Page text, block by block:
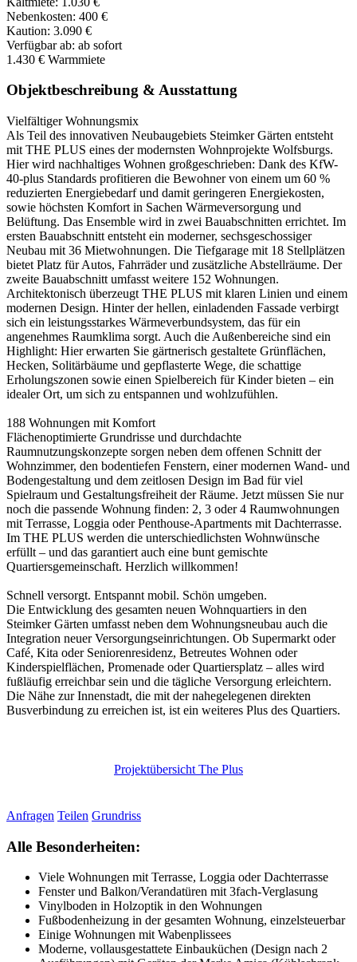
Nebenkosten: 400 €
Kaution: 3.090 €
Verfügbar ab: ab sofort
1.430 € Warmmiete
Objektbeschreibung & Ausstattung
Vielfältiger Wohnungsmix
Als Teil des innovativen Neubaugebiets Steimker Gärten entsteht
mit THE PLUS eines der modernsten Wohnprojekte Wolfsburgs.
Hier wird nachhaltiges Wohnen großgeschrieben: Dank des KfW-
40-plus Standards profitieren die Bewohner von einem um 60 %
reduzierten Energiebedarf und damit geringeren Energiekosten,
sowie höchsten Komfort in Sachen Wärmeversorgung und
Belüftung. Das Ensemble wird in zwei Bauabschnitten errichtet. Im
ersten Bauabschnitt entsteht ein moderner, sechsgeschossiger
Neubau mit 36 Mietwohnungen. Die Tiefgarage mit 18 Stellplätzen
bietet Platz für Autos, Fahrräder und zusätzliche Abstellräume. Der
zweite Bauabschnitt umfasst weitere 152 Wohnungen.
Architektonisch überzeugt THE PLUS mit klaren Linien und einem
modernen Design. Hinter der hellen, einladenden Fassade verbirgt
sich ein leistungsstarkes Wärmeverbundsystem, das für ein
angenehmes Raumklima sorgt. Auch die Außenbereiche sind ein
Highlight: Hier erwarten Sie gärtnerisch gestaltete Grünflächen,
Hecken, Solitärbäume und gepflasterte Wege, die schattige
Erholungszonen sowie einen Spielbereich für Kinder bieten – ein
idealer Ort, um sich zu entspannen und wohlzufühlen.
188 Wohnungen mit Komfort
Flächenoptimierte Grundrisse und durchdachte
Raumnutzungskonzepte sorgen neben dem offenen Schnitt der
Wohnzimmer, den bodentiefen Fenstern, einer modernen Wand- und
Bodengestaltung und dem zeitlosen Design im Bad für viel
Spielraum und Gestaltungsfreiheit der Räume. Jetzt müssen Sie nur
noch die passende Wohnung finden: 2, 3 oder 4 Raumwohnungen
mit Terrasse, Loggia oder Penthouse-Apartments mit Dachterrasse.
Im THE PLUS werden die unterschiedlichsten Wohnwünsche
erfüllt – und das garantiert auch eine bunt gemischte
Quartiersgemeinschaft. Herzlich willkommen!
Schnell versorgt. Entspannt mobil. Schön umgeben.
Die Entwicklung des gesamten neuen Wohnquartiers in den
Steimker Gärten umfasst neben dem Wohnungsneubau auch die
Integration neuer Versorgungseinrichtungen. Ob Supermarkt oder
Café, Kita oder Seniorenresidenz, Betreutes Wohnen oder
Kinderspielflächen, Promenade oder Quartiersplatz – alles wird
fußläufig erreichbar sein und die tägliche Versorgung erleichtern.
Die Nähe zur Innenstadt, die mit der nahegelegenen direkten
Busverbindung zu erreichen ist, ist ein weiteres Plus des Quartiers.
Projektübersicht The Plus
Anfragen Teilen Grundriss
Alle Besonderheiten:
Viele Wohnungen mit Terrasse, Loggia oder Dachterrasse
Fenster und Balkon/Verandatüren mit 3fach-Verglasung
Vinylboden in Holzoptik in den Wohnungen
Fußbodenheizung in der gesamten Wohnung, einzelsteuerbar
Einige Wohnungen mit Wabenplissees
Moderne, vollausgestattete Einbauküchen (Design nach 2